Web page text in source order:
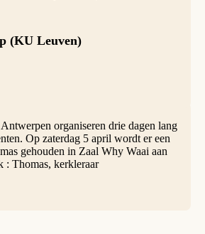
(KU Leuven)
organiseren drie dagen lang
Op zaterdag 5 april wordt er een
gehouden in Zaal Why Waai aan
: Thomas, kerkleraar